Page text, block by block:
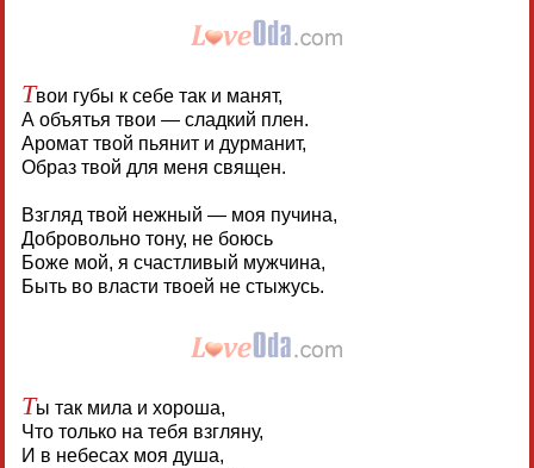
Твои губы к себе так и манят,
А объятья твои — сладкий плен.
Аромат твой пьянит и дурманит,
Образ твой для меня священ.
Взгляд твой нежный — моя пучина,
Добровольно тону, не боюсь
Боже мой, я счастливый мужчина,
Быть во власти твоей не стыжусь.
Ты так мила и хороша,
Что только на тебя взгляну,
И в небесах моя душа,